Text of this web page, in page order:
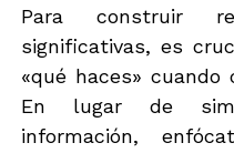
Para construir
significativas, es
«qué haces» cuando
En lugar de
información,